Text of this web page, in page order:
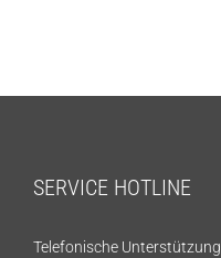
SERVICE HOTLINE
Telefonische Unterstützung